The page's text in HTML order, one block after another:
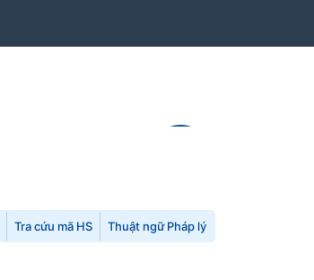
Tra cứu mã HS Thuật ngữ Pháp lý